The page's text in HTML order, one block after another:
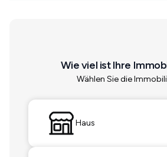
Wie viel ist Ihre
Wählen Sie die
Haus